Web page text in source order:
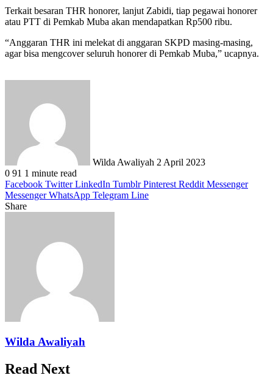
Terkait besaran THR honorer, lanjut Zabidi, tiap pegawai honorer
atau PTT di Pemkab Muba akan mendapatkan Rp500 ribu.
“Anggaran THR ini melekat di anggaran SKPD masing-masing,
agar bisa mengcover seluruh honorer di Pemkab Muba,” ucapnya.
Wilda Awaliyah 2 April 2023
0 91 1 minute read
Facebook Twitter LinkedIn Tumblr Pinterest Reddit Messenger
Messenger WhatsApp Telegram Line
Share
Wilda Awaliyah
Read Next